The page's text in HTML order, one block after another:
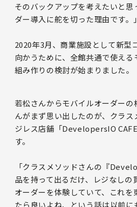
そのバックアップを考えたいと思
ダー導入に舵を切った理由です。
2020年3月、商業施設として新型
向かうために、全館共通で使え
組み作りの検討が始まりました。
若松さんからモバイルオーダーの
んがまず思い出したのが、クラ
ジレス店舗「DevelopersIO
す。
「クラスメソッドさんの『
品を持って出るだけ、レジなしの
オーダーを体験していて、これを
たら良いよね、という話は以前に